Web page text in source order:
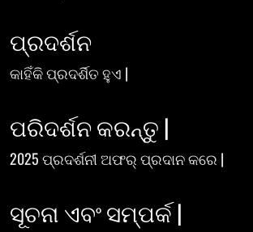
ପ୍ରଦର୍ଶନ
କାହିଁକି ପ୍ରଦର୍ଶିତ ହୁଏ |
ପରିଦର୍ଶନ କରନ୍ତୁ |
2025 ପ୍ରଦର୍ଶନୀ ଅଫର୍ ପ୍ରଦାନ କରେ |
ସୂଚନା ଏବଂ ସମ୍ପର୍କ |